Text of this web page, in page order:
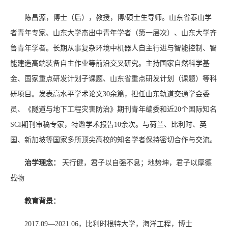
陈昌源，博士（后），教授，博/硕士生导师。山东省泰山学
者青年专家、山东大学杰出中青年学者（第一层次）、山东大学齐
鲁青年学者。长期从事复杂环境中机器人自主行进与智能控制、智
能建造高端装备自主作业等前沿交叉研究。主持国家自然科学基
金、国家重点研发计划子课题、山东省重点研发计划（课题）等科
研项目。发表高水平学术论文30余篇，担任山东轨道交通学会委
员、《隧道与地下工程灾害防治》期刊青年编委和近20个国际知名
SCI期刊审稿专家，特邀学术报告10余次。与荷兰、比利时、英
国、新加坡等国家多所顶尖高校的知名学者保持密切合作与交流。
治学理念：
天行健，君子以自强不息；地势坤，君子以厚德
载物
教育背景：
2017.09—2021.06，比利时根特大学，海洋工程，博士